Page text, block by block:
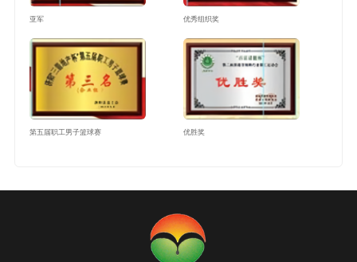
亚军 优秀组织奖
第五届职工男子篮球赛 优胜奖